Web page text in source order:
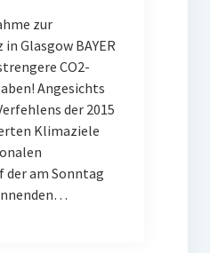
zur
Glasgow BAYER
CO2-
Angesichts
der 2015
Klimaziele
der am Sonntag